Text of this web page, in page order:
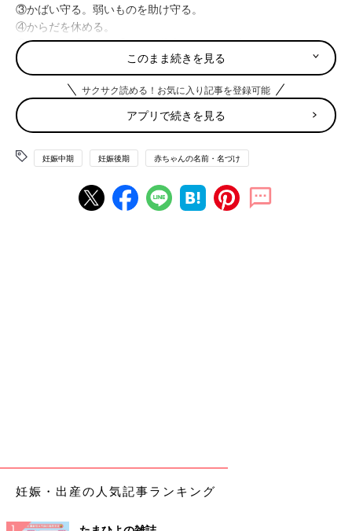
③かばい守る。弱いものを助け守る。
④からだを休める。
⑤平仮名の「ほ」は「保」の草書体からでき字。
【願い】
助ける、育てるなど、自分より弱いものを守ることを表す。慈愛
に満ちた優しい人に育つようにとの思いを込めて。
【保】を使った赤ちゃんの名前例
【保】を使った女の子の名前例
※この記事には、たまひよ読者の名づけ過去例として、”当て
字”を使用した名前も取り扱っています。
このまま続きを見る
サクサク読める！お気に入り記事を登録可能
アプリで続きを見る
妊娠中期 妊娠後期 赤ちゃんの名前・名づけ
妊娠・出産の人気記事ランキング